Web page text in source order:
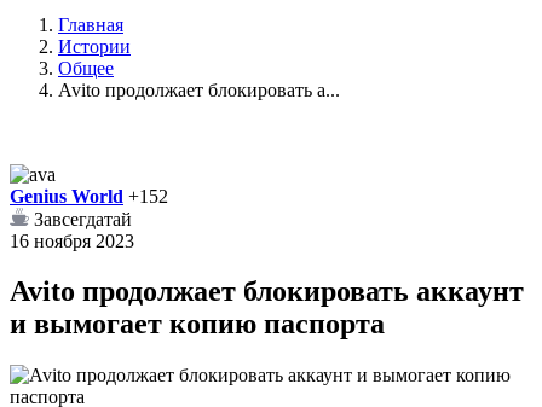
Главная
Истории
Общее
Avito продолжает блокировать а...
Genius World +152
Завсегдатай
16 ноября 2023
Avito продолжает блокировать аккаунт
и вымогает копию паспорта